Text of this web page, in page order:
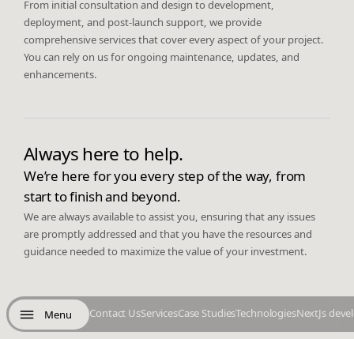
Menu Contact UsServicesCase StudiesTechnologiesNextJs
From initial consultation and design to development,
deployment, and post-launch support, we provide
comprehensive services that cover every aspect of your project.
You can rely on us for ongoing maintenance, updates, and
enhancements.
Always here to help.
We’re here for you every step of the way, from
start to finish and beyond.
We are always available to assist you, ensuring that any issues
are promptly addressed and that you have the resources and
guidance needed to maximize the value of your investment.